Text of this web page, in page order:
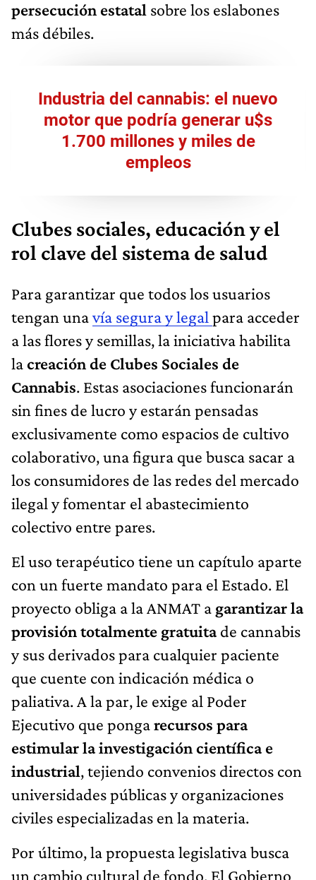
persecución estatal sobre los eslabones
más débiles.
Industria del cannabis: el nuevo
motor que podría generar u$s
1.700 millones y miles de
empleos
Clubes sociales, educación y el
rol clave del sistema de salud
Para garantizar que todos los usuarios
tengan unavía segura y legal para acceder
a las flores y semillas, la iniciativa habilita
lacreación de Clubes Sociales de
Cannabis. Estas asociaciones funcionarán
sin fines de lucro y estarán pensadas
exclusivamente como espacios de cultivo
colaborativo, una figura que busca sacar a
los consumidores de las redes del mercado
ilegal y fomentar el abastecimiento
colectivo entre pares.
El uso terapéutico tiene un capítulo aparte
con un fuerte mandato para el Estado. El
proyecto obliga a la ANMAT a garantizar la
provisión totalmente gratuitade cannabis
y sus derivados para cualquier paciente
que cuente con indicación médica o
paliativa. A la par, le exige al Poder
Ejecutivo que pongarecursos para
estimular la investigación científica e
industrial, tejiendo convenios directos con
universidades públicas y organizaciones
civiles especializadas en la materia.
Por último, la propuesta legislativa busca
un cambio cultural de fondo. El Gobierno